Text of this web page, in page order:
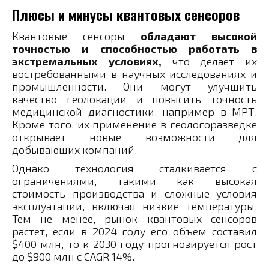
Плюсы и минусы квантовых сенсоров
Квантовые сенсоры обладают высокой
точностью и способностью работать в
экстремальных условиях, что делает их
востребованными в научных исследованиях и
промышленности. Они могут улучшить
качество геолокации и повысить точность
медицинской диагностики, например в МРТ.
Кроме того, их применение в геологоразведке
открывает новые возможности для
добывающих компаний.
Однако технология сталкивается с
ограничениями, такими как высокая
стоимость производства и сложные условия
эксплуатации, включая низкие температуры.
Тем не менее, рынок квантовых сенсоров
растет, если в 2024 году его объем составил
$400 млн, то к 2030 году прогнозируется рост
до $900 млн с CAGR 14%.